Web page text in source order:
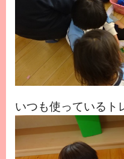
いつも使っているト